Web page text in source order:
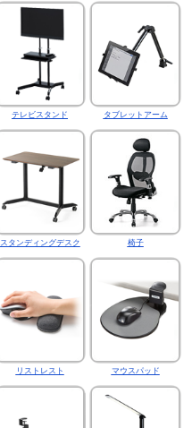
テレビスタンド タブレットアーム
スタンディングデスク 椅子
リストレスト マウスパッド